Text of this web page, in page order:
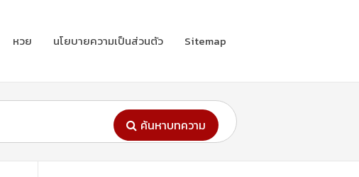
หวย นโยบายความเป็นส่วนตัว Sitemap
ค้นหาบทความ